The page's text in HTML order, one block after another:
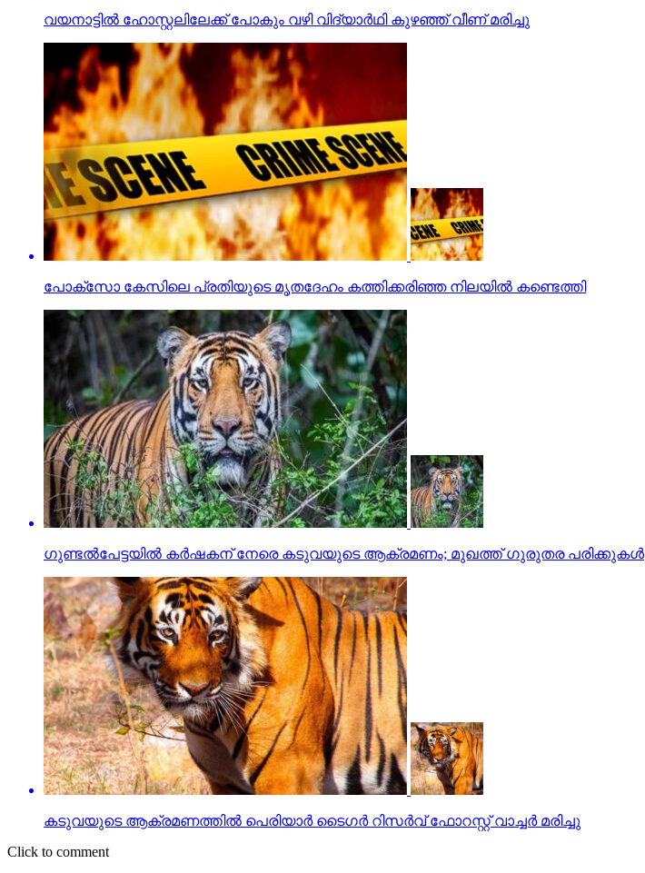
വയനാട്ടില്‍ ഹോസ്റ്റലിലേക്ക് പോകും വഴി വിദ്യാര്‍ഥി കുഴഞ്ഞ് വീണ് മരിച്ചു
പോക്‌സോ കേസിലെ പ്രതിയുടെ മൃതദേഹം കത്തിക്കരിഞ്ഞ നിലയില്‍ കണ്ടെത്തി
ഗുണ്ടല്‍പേട്ടയില്‍ കര്‍ഷകന് നേരെ കടുവയുടെ ആക്രമണം; മുഖത്ത് ഗുരുതര പരിക്കുകള്‍
കടുവയുടെ ആക്രമണത്തില്‍ പെരിയാര്‍ ടൈഗര്‍ റിസര്‍വ് ഫോറസ്റ്റ് വാച്ചര്‍ മരിച്ചു
Click to comment